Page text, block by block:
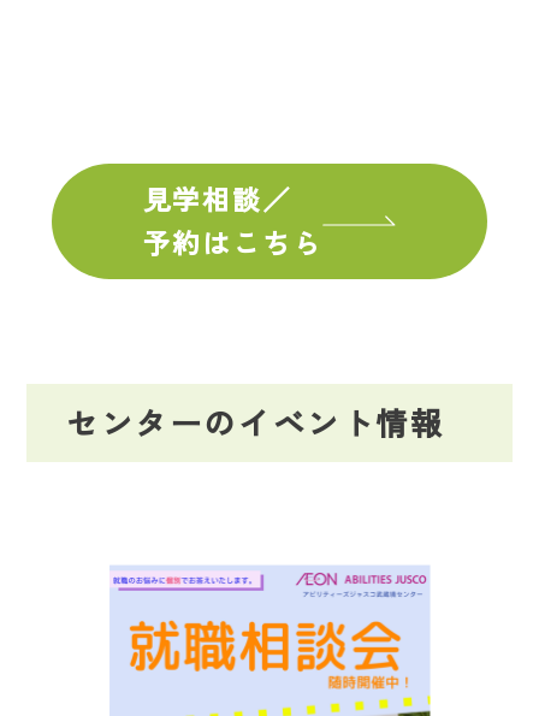
見学相談／
予約はこちら
センターのイベント情報